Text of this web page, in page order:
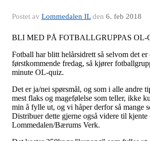
Postet av Lommedalen ILden 6. feb 2018
BLI MED PÅ FOTBALLGRUPPAS OL-
Fotball har blitt helårsidrett så selvom det
førstkommende fredag, så kjører
minute OL-quiz.
Det er ja/nei spørsmål, og som i alle andre
mest flaks og magefølelse som teller, ikke
min å fylle ut, og vi håper derfor så mange
Distribuer dette gjerne også videre til
Lommedalen/Bærums Verk.